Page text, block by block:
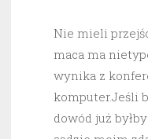
Nie mieli
maca ma
wynika z
komputer.Jeśli
dowód już